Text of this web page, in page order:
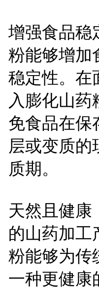
增强食品稳
粉能够增加
稳定性。在
入膨化山
免食品在保
层或变质的
质期。
天然且健康
的山药加工
粉能够为传
一种更健康